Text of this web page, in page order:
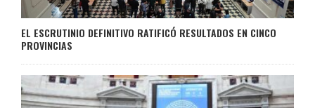
EL ESCRUTINIO DEFINITIVO RATIFICÓ RESULTADOS EN CINCO
PROVINCIAS